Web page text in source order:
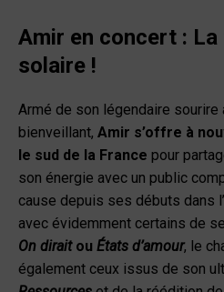
Amir en concert : La
solaire !
Armé de son légendaire sourire
bienveillant, Amir s’offre à
le sud de la France pour
son énergie avec un public
cause depuis ses débuts dans
avec évidemment certains de
On dirait ou États d’amour, le
également ceux issus de son